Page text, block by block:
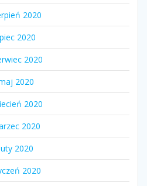
2020
2020
2020
2020
2020
2020
2020
2020